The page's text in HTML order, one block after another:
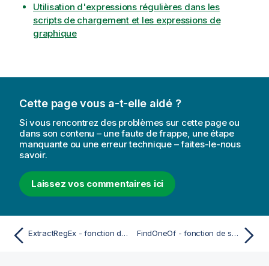
Utilisation d'expressions régulières dans les
scripts de chargement et les expressions de
graphique
Cette page vous a-t-elle aidé ?
Si vous rencontrez des problèmes sur cette page ou
dans son contenu – une faute de frappe, une étape
manquante ou une erreur technique – faites-le-nous
savoir.
Laissez vos commentaires ici
ExtractRegEx - fonction de script et fonction de graphique FindOneOf - fonction de script et fonction de graphique